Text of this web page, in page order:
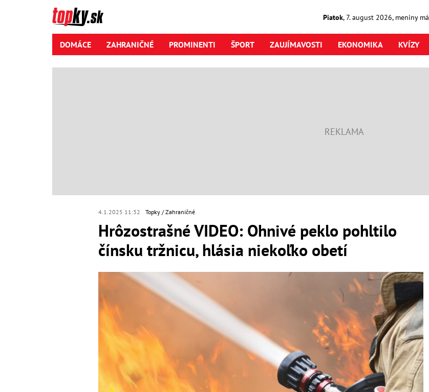
Piatok,7. august2026, meniny má
DOMÁCE ZAHRANIČNÉ PROMINENTI ŠPORT ZAUJÍMAVOSTI EKONOMIKA KVÍZY
4.1.2025 11:32 Topky Zahraničné
Hrôzostrašné VIDEO: Ohnivé peklo pohltilo
čínsku tržnicu, hlásia niekoľko obetí